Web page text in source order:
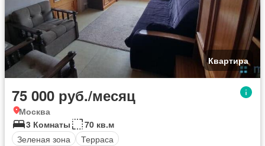
Квартира
75 000 руб./месяц
Москва
3 Комнаты
70 кв.м
Зеленая зона
Терраса